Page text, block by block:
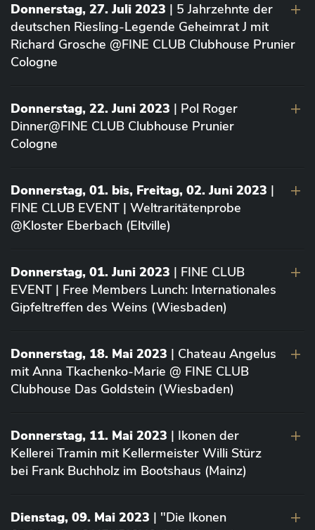
Donnerstag, 27. Juli 2023 | 5 Jahrzehnte der
deutschen Riesling-Legende Geheimrat J mit
Richard Grosche @FINE CLUB Clubhouse Prunier
Cologne
Donnerstag, 22. Juni 2023 | Pol Roger
Dinner@FINE CLUB Clubhouse Prunier
Cologne
Donnerstag, 01. bis, Freitag, 02. Juni 2023 |
FINE CLUB EVENT | Weltraritätenprobe
@Kloster Eberbach (Eltville)
Donnerstag, 01. Juni 2023 | FINE CLUB
EVENT | Free Members Lunch: Internationales
Gipfeltreffen des Weins (Wiesbaden)
Donnerstag, 18. Mai 2023 | Chateau Angelus
mit Anna Tkachenko-Marie @ FINE CLUB
Clubhouse Das Goldstein (Wiesbaden)
Donnerstag, 11. Mai 2023 | Ikonen der
Kellerei Tramin mit Kellermeister Willi Stürz
bei Frank Buchholz im Bootshaus (Mainz)
Dienstag, 09. Mai 2023 | "Die Ikonen